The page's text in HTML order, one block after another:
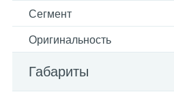
Сегмент
Оригинальность
Габариты